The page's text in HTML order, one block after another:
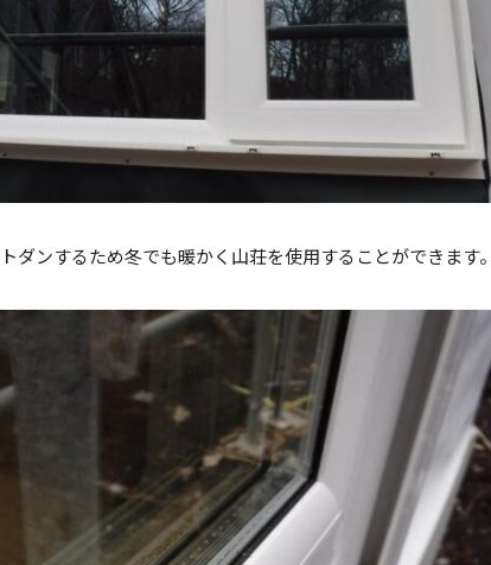
ダンするため冬でも暖かく山荘を使用することができます